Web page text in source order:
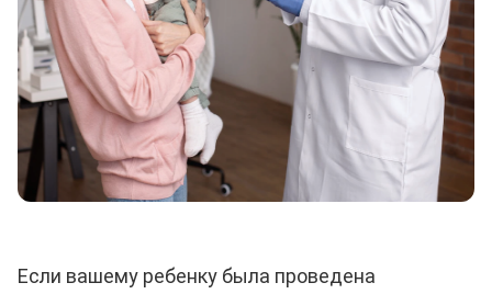
Если вашему ребенку была проведена